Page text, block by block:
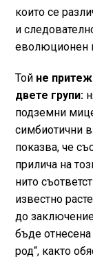
които се
и
еволюционен
Тойне
двете групи:
подземни
симбиотични
показва, че
прилича на
нито
известно
до
бъде
род“, както